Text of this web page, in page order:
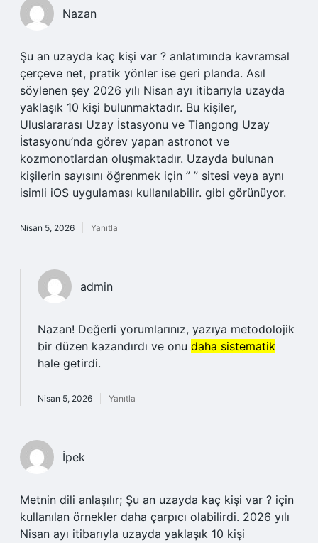
Nazan
Şu an uzayda kaç kişi var ? anlatımında kavramsal
çerçeve net, pratik yönler ise geri planda. Asıl
söylenen şey 2026 yılı Nisan ayı itibarıyla uzayda
yaklaşık 10 kişi bulunmaktadır. Bu kişiler,
Uluslararası Uzay İstasyonu ve Tiangong Uzay
İstasyonu’nda görev yapan astronot ve
kozmonotlardan oluşmaktadır. Uzayda bulunan
kişilerin sayısını öğrenmek için ” ” sitesi veya aynı
isimli iOS uygulaması kullanılabilir. gibi görünüyor.
Nisan 5, 2026 Yanıtla
admin
Nazan! Değerli yorumlarınız, yazıya metodolojik
bir düzen kazandırdı ve onu daha sistematik
hale getirdi.
Nisan 5, 2026 Yanıtla
İpek
Metnin dili anlaşılır; Şu an uzayda kaç kişi var ? için
kullanılan örnekler daha çarpıcı olabilirdi. 2026 yılı
Nisan ayı itibarıyla uzayda yaklaşık 10 kişi